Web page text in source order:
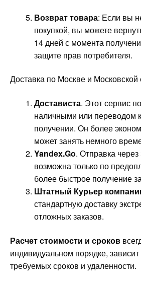
Возврат товара: Если вы
покупкой, вы можете
14 дней с момента
защите прав потребителя.
Доставка по Москве и Московской
Достависта. Этот сервис
наличными или переводом
получении. Он более
может занять немного
Yandex.Go. Отправка через
возможна только по
более быстрое получение
Штатный Курьер
стандартную доставку
отложных заказов.
Расчет стоимости и сроков
индивидуальном порядке, зависит
требуемых сроков и удаленности.